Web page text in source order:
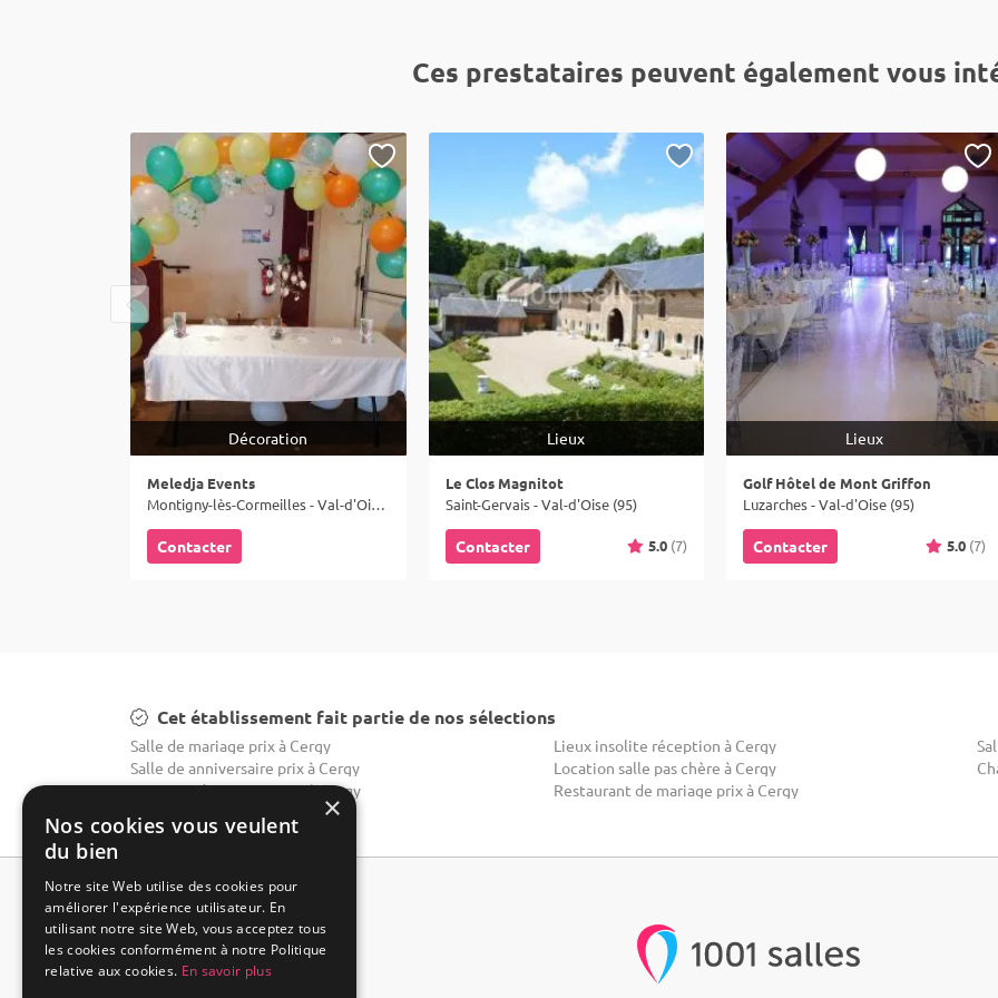
Ces prestataires peuvent également vous
Décoration
Meledja Events
Montigny-lès-Cormeilles - Val-d'Oise (95)
Contacter
Lieux
Le Clos Magnitot
Saint-Gervais - Val-d'Oise (95)
Contacter 5.0 (7)
Lieux
Golf Hôtel de Mont Griffon
Luzarches - Val-d'Oise (95)
Contacter 5.0 (7)
Cet établissement fait partie de nos sélections
Salle de mariage prix à Cergy Lieux insolite réception à Cergy
Salle de anniversaire prix à Cergy
Location salle pas chère à Cergy
Domaine de mariage prix à Cergy
Restaurant de mariage prix à Cergy
×
Nos cookies vous veulent
du bien
Notre site Web utilise des cookies pour
améliorer l'expérience utilisateur. En
utilisant notre site Web, vous acceptez tous
les cookies conformément à notre Politique
relative aux cookies. En savoir plus